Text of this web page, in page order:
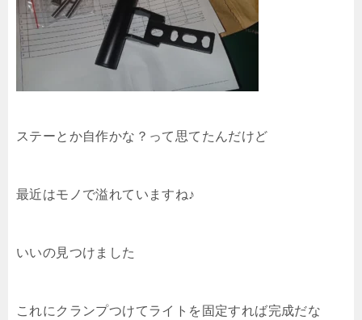
ステーとか自作かな？って思てたんだけど
最近はモノで溢れていますね♪
いいの見つけました
これにクランプつけてライトを固定すれば完成だな